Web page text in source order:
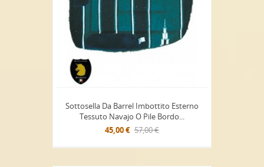
Sottosella Da Barrel Imbottito Esterno
Tessuto Navajo O Pile Bordo...
45,00 € 57,00 €